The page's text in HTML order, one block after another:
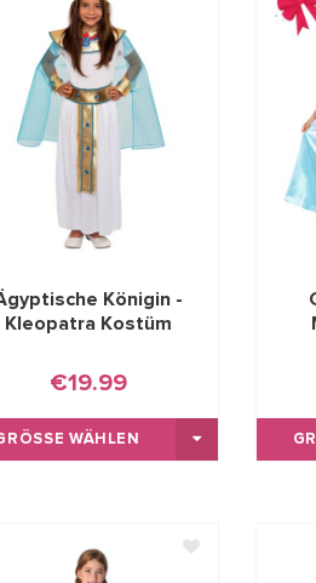
Königin -
Kleopatra Kostüm
€19.99
WÄHLEN